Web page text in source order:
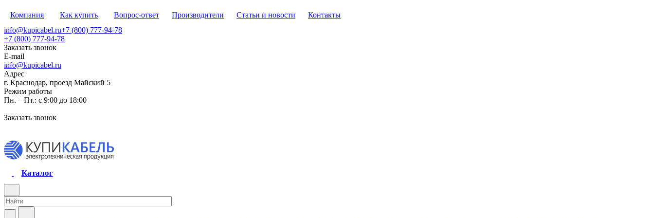
Компания Как купить Вопрос-ответ Производители Статьи и новости
Контакты
info@kupicabel.ru+7 (800) 777-94-78
+7 (800) 777-94-78
Заказать звонок
E-mail
info@kupicabel.ru
Адрес
г. Краснодар, проезд Майский 5
Режим работы
Пн. – Пт.: с 9:00 до 18:00
Заказать звонок
Каталог